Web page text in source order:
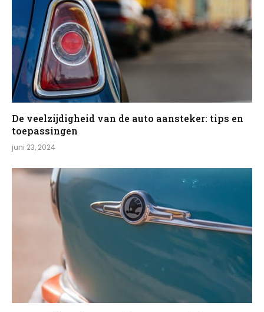
De veelzijdigheid van de auto aansteker: tips en
toepassingen
juni 23, 2024